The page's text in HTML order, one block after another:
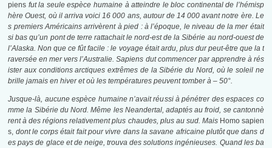
piens fut la seule espèce humaine àatteindre le bloc continental de l’hémisp
hère Ouest, où il arriva voici 16 000 ans, autour de 14 000 avant notre ère. Le
s premiers Américains arrivèrent à pied : à l’époque, le niveau de la mer était
si bas qu’un pont de terre rattachait le nord-est de la Sibérie au nord-ouest de
l’Alaska. Non que ce fût facile : le voyage était ardu, plus dur peut-être que la t
raversée en mer vers l’Australie. Sapiens dut commencer par apprendre à rés
ister aux conditions arctiques extrêmes de la Sibérie du Nord, où le soleil ne
brille jamais en hiver et où les températures peuvent tomber à – 50°.
Jusque-là, aucune espèce humaine n’avait réussi à pénétrer des espaces co
mme la Sibérie du Nord. Même les Neandertal, adaptés au froid, se cantonnè
rent à des régions relativement plus chaudes, plus au sud. Mais Homo sapien
s, dont le corps était fait pour vivre dans la savane africaine plutôt que dans d
es pays de glace et de neige, trouva des solutions ingénieuses. Quand les ba